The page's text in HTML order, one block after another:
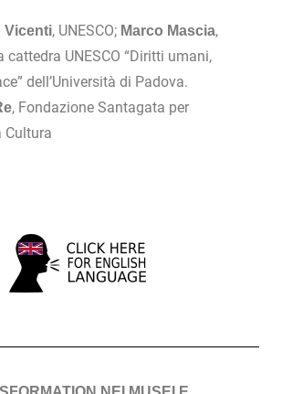
Vicenti, UNESCO; Marco Mascia,
cattedra UNESCO “Diritti umani,
dell’Università di Padova.
, Fondazione Santagata per
Cultura